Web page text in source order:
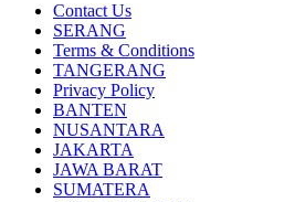
Contact Us
SERANG
Terms & Conditions
TANGERANG
Privacy Policy
BANTEN
NUSANTARA
JAKARTA
JAWA BARAT
SUMATERA